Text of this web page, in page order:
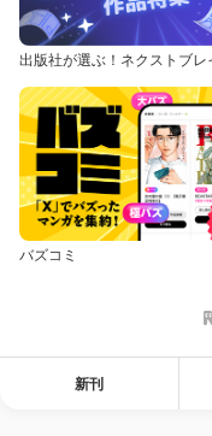
バズコミ
新刊